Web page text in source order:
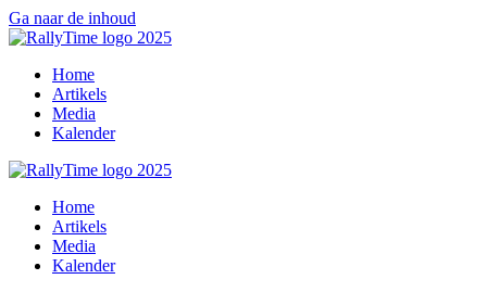
Ga naar de inhoud
Home
Artikels
Media
Kalender
Home
Artikels
Media
Kalender